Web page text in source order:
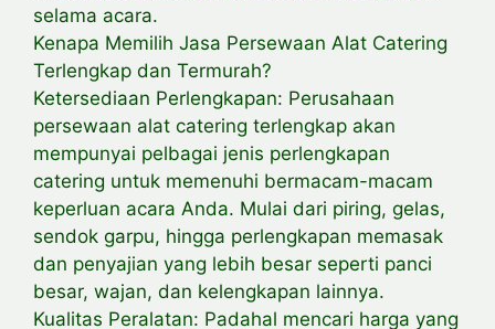
selama acara.
Kenapa Memilih Jasa Persewaan Alat Catering
Terlengkap dan Termurah?
Ketersediaan Perlengkapan: Perusahaan
persewaan alat catering terlengkap akan
mempunyai pelbagai jenis perlengkapan
catering untuk memenuhi bermacam-macam
keperluan acara Anda. Mulai dari piring, gelas,
sendok garpu, hingga perlengkapan memasak
dan penyajian yang lebih besar seperti panci
besar, wajan, dan kelengkapan lainnya.
Kualitas Peralatan: Padahal mencari harga yang